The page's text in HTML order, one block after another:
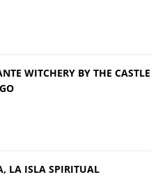
WITCHERY BY THE CASTLE
LA ISLA SPIRITUAL